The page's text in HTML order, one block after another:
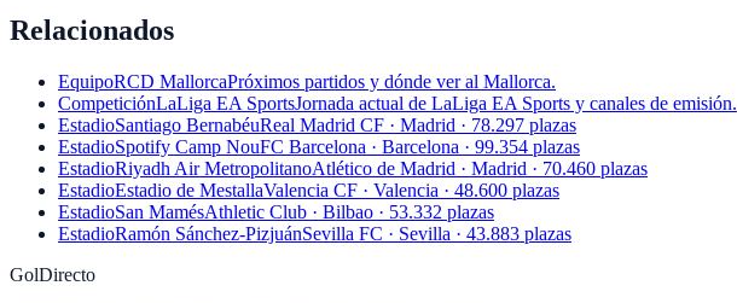
Relacionados
EquipoRCD MallorcaPróximos partidos y dónde ver al Mallorca.
CompeticiónLaLiga EA SportsJornada actual de LaLiga EA Sports y canales de emisión.
EstadioSantiago BernabéuReal Madrid CF · Madrid · 78.297 plazas
EstadioSpotify Camp NouFC Barcelona · Barcelona · 99.354 plazas
EstadioRiyadh Air MetropolitanoAtlético de Madrid · Madrid · 70.460 plazas
EstadioEstadio de MestallaValencia CF · Valencia · 48.600 plazas
EstadioSan MamésAthletic Club · Bilbao · 53.332 plazas
EstadioRamón Sánchez-PizjuánSevilla FC · Sevilla · 43.883 plazas
GolDirecto